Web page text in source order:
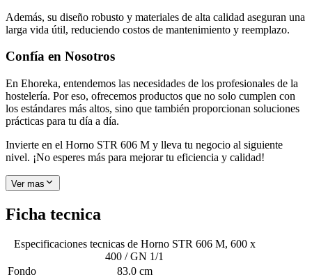
Además, su diseño robusto y materiales de alta calidad aseguran una
larga vida útil, reduciendo costos de mantenimiento y reemplazo.
Confía en Nosotros
En Ehoreka, entendemos las necesidades de los profesionales de la
hostelería. Por eso, ofrecemos productos que no solo cumplen con
los estándares más altos, sino que también proporcionan soluciones
prácticas para tu día a día.
Invierte en el Horno STR 606 M y lleva tu negocio al siguiente
nivel. ¡No esperes más para mejorar tu eficiencia y calidad!
Ver mas
Ficha tecnica
Especificaciones tecnicas de Horno STR 606 M, 600 x
400 / GN 1/1
Fondo
83.0 cm